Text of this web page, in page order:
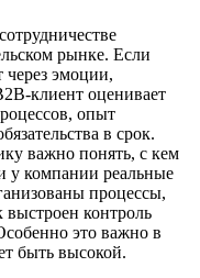
рынке. Если
эмоции,
клиент оценивает
опыт
в срок.
важно понять, с кем
у компании реальные
процессы,
выстроен контроль
это важно в
быть высокой.